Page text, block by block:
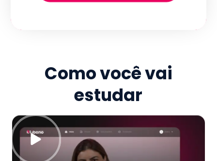
Como você vai
estudar